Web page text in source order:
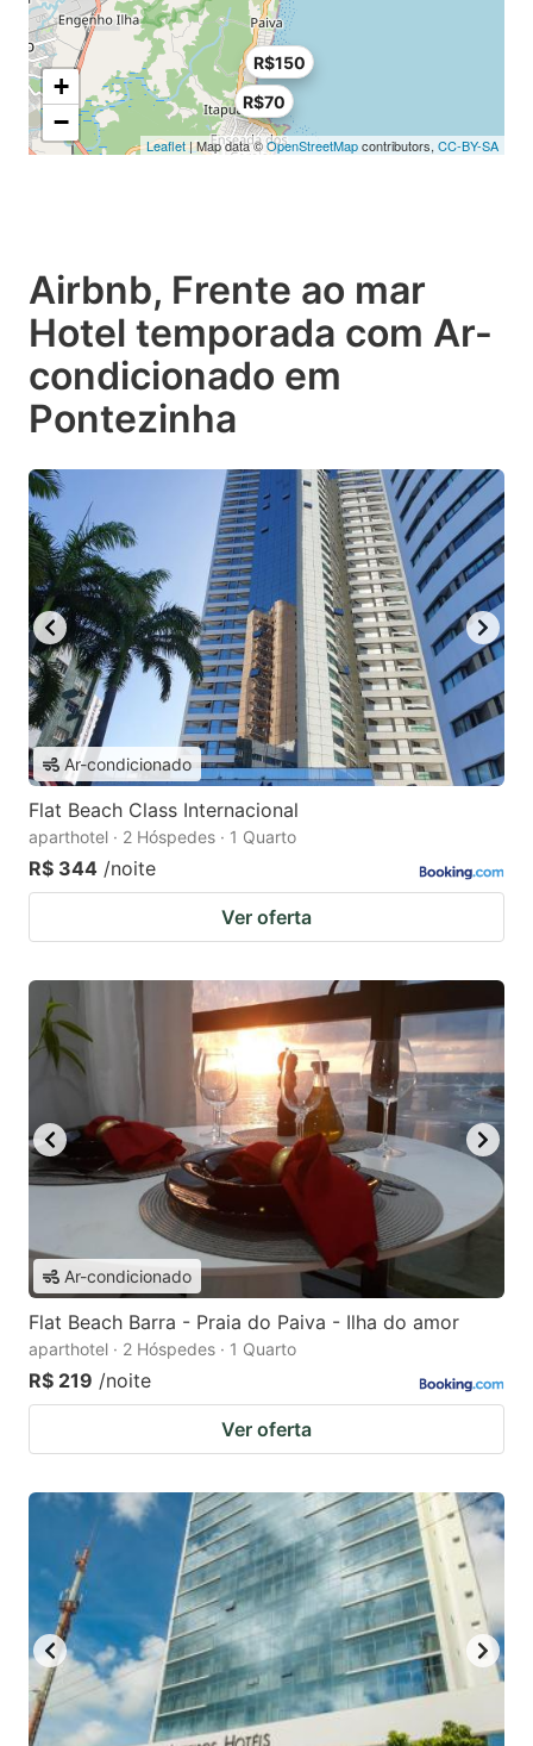
R$70
R$150
+
−
Leaflet | Map data ©OpenStreetMapcontributors, CC-BY-SA
Airbnb, Frente ao mar
Hotel temporada com Ar-
condicionado em
Pontezinha
Ar-condicionado
Flat Beach Class Internacional
aparthotel · 2 Hóspedes · 1 Quarto
R$ 344 /noite
Ver oferta
Ar-condicionado
Flat Beach Barra - Praia do Paiva - Ilha do amor
aparthotel · 2 Hóspedes · 1 Quarto
R$ 219 /noite
Ver oferta